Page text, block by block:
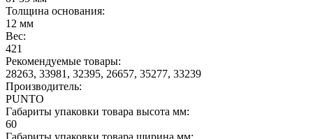
Толщина основания:
12 мм
Вес:
421
Рекомендуемые товары:
28263, 33981, 32395, 26657, 35277, 33239
Производитель:
PUNTO
Габариты упаковки товара высота мм:
60
Габариты упаковки товара ширина мм: